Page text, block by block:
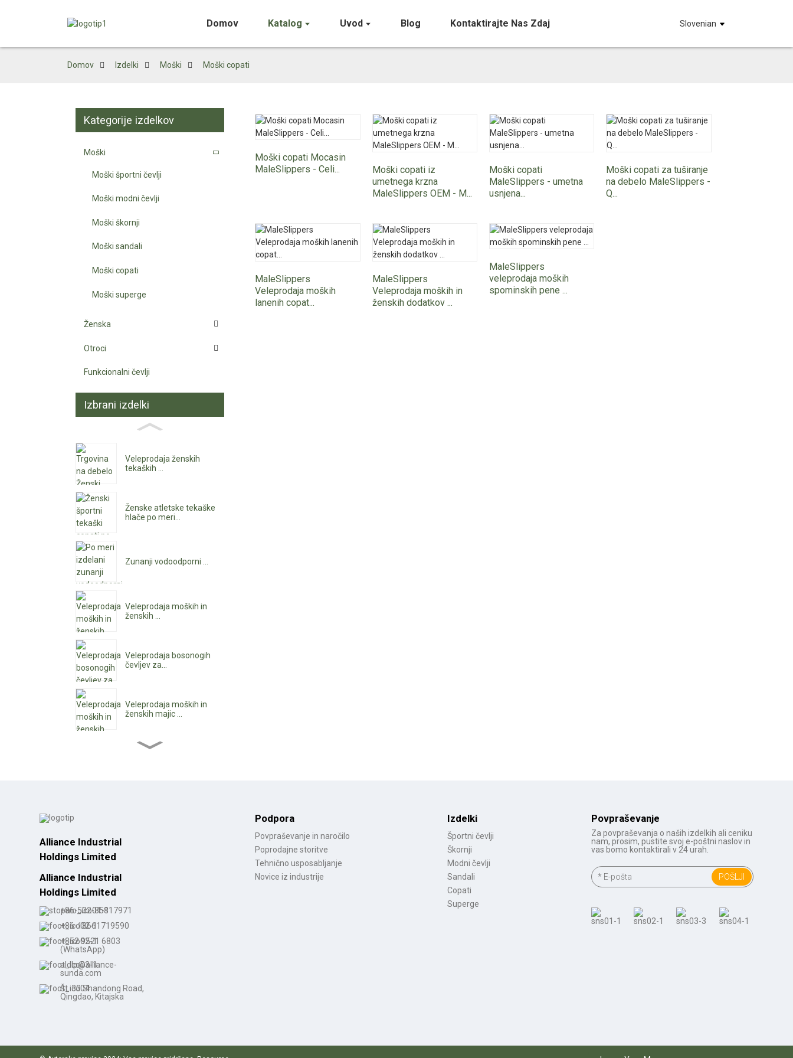
Domov Katalog Uvod Blog Kontaktirajte Nas Zdaj Slovenian
Domov Izdelki Moški Moški copati
Kategorije izdelkov
Moški
Moški športni čevlji
Moški modni čevlji
Moški škornji
Moški sandali
Moški copati
Moški superge
Ženska
Otroci
Funkcionalni čevlji
Izbrani izdelki
Veleprodaja ženskih
tekaških ...
Ženske atletske tekaške
hlače po meri...
Zunanji vodoodporni ...
Veleprodaja moških in
ženskih ...
Veleprodaja bosonogih
čevljev za...
Veleprodaja moških in
ženskih majic ...
koničastimi prsti...
Moški copati Mocasin
MaleSlippers - Celi...
Moški copati iz
umetnega krzna
MaleSlippers OEM - M...
Moški copati
MaleSlippers - umetna
usnjena...
Moški copati za tuširanje
na debelo MaleSlippers -
Q...
MaleSlippers
Veleprodaja moških
lanenih copat...
MaleSlippers
Veleprodaja moških in
ženskih dodatkov ...
MaleSlippers
veleprodaja moških
spominskih pene ...
Alliance Industrial
Holdings Limited
Alliance Industrial
Holdings Limited
+86-532-85817971
+86-18661719590
+852 9521 6803
(WhatsApp)
aldlp@alliance-
sunda.com
Št. 33 Shandong Road,
Qingdao, Kitajska
Podpora
Povpraševanje in naročilo
Poprodajne storitve
Tehnično usposabljanje
Novice iz industrije
Izdelki
Športni čevlji
Škornji
Modni čevlji
Sandali
Copati
Superge
Povpraševanje
Za povpraševanja o naših izdelkih ali ceniku
nam, prosim, pustite svoj e-poštni naslov in
vas bomo kontaktirali v 24 urah.
POŠLJI